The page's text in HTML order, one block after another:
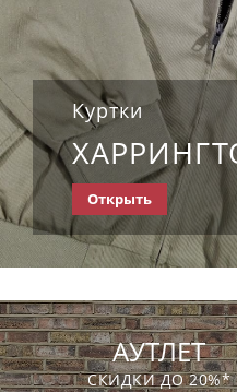
Куртки
Открыть
АУТЛЕТ
СКИДКИ ДО 20%*